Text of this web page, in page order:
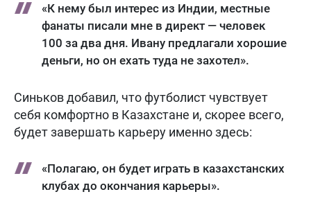
«К нему был интерес из Индии, местные
фанаты писали мне в директ — человек
100 за два дня. Ивану предлагали хорошие
деньги, но он ехать туда не захотел».
Синьков добавил, что футболист чувствует
себя комфортно в Казахстане и, скорее всего,
будет завершать карьеру именно здесь:
«Полагаю, он будет играть в казахстанских
клубах до окончания карьеры».